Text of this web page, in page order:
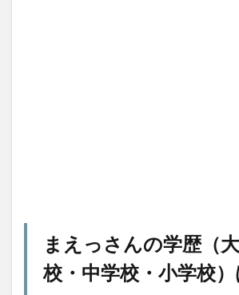
まえっさんの学歴（
校・中学校・小学校）